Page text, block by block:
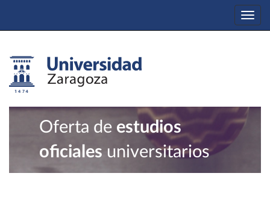
Oferta de estudios
oficiales universitarios